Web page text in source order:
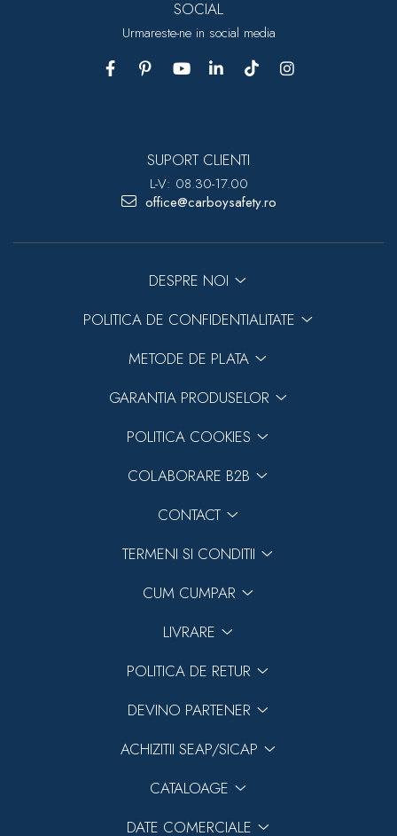
SOCIAL
Urmareste-ne in social media
SUPORT CLIENTI
L-V: 08.30-17.00
office@carboysafety.ro
DESPRE NOI
POLITICA DE CONFIDENTIALITATE
METODE DE PLATA
GARANTIA PRODUSELOR
POLITICA COOKIES
COLABORARE B2B
CONTACT
TERMENI SI CONDITII
CUM CUMPAR
LIVRARE
POLITICA DE RETUR
DEVINO PARTENER
ACHIZITII SEAP/SICAP
CATALOAGE
DATE COMERCIALE